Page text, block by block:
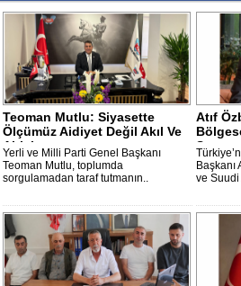
Teoman Mutlu: Siyasette
Ölçümüz Aidiyet Değil Akıl Ve
Ahlak ..
Yerli ve Milli Parti Genel Başkanı
Teoman Mutlu, toplumda
sorgulamadan taraf tutmanın..
Atıf
Stra..
Başkanı
ve Suudi